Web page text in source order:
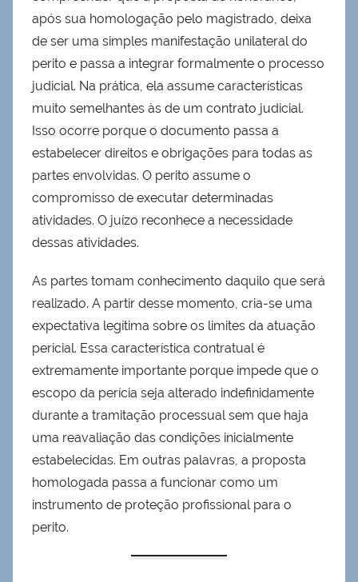
após sua homologação pelo magistrado, deixa
de ser uma simples manifestação unilateral do
perito e passa a integrar formalmente o processo
judicial. Na prática, ela assume características
muito semelhantes às de um contrato judicial.
Isso ocorre porque o documento passa a
estabelecer direitos e obrigações para todas as
partes envolvidas. O perito assume o
compromisso de executar determinadas
atividades. O juízo reconhece a necessidade
dessas atividades.
As partes tomam conhecimento daquilo que será
realizado. A partir desse momento, cria-se uma
expectativa legítima sobre os limites da atuação
pericial. Essa característica contratual é
extremamente importante porque impede que o
escopo da perícia seja alterado indefinidamente
durante a tramitação processual sem que haja
uma reavaliação das condições inicialmente
estabelecidas. Em outras palavras, a proposta
homologada passa a funcionar como um
instrumento de proteção profissional para o
perito.